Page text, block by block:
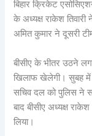
बिहार क्रिकेट
के अध्यक्ष राकेश
अमित कुमार ने दूसरी
बीसीए के भीतर उठने
खिलाफ खेलेगी। सुबह में
सचिव दल को पुलिस ने
बाद बीसीए अध्यक्ष
लिया।